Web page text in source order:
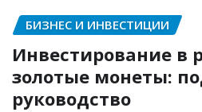
БИЗНЕС И ИНВЕСТИЦИИ
Инвестирование в
золотые монеты:
руководство